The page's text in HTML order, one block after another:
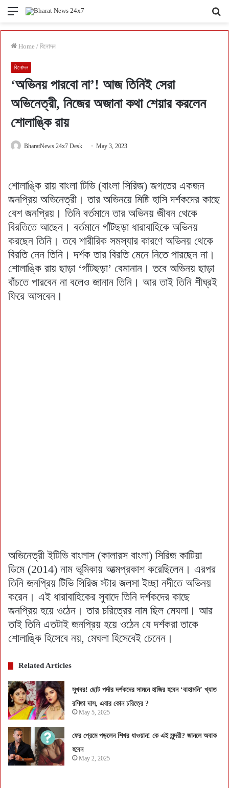
Menu
Home / বিনোদন
বিনোদন
‘অভিনয় পারবো না’! আজ তিনিই সেরা
অভিনেত্রী, নিজের অজানা কথা শেয়ার করলেন
শোলাঙ্কি রায়
BharatNews 24x7 Desk May 3, 2023
শোলাঙ্কি রায় বাংলা টিভি (বাংলা সিরিজ) জগতের একজন
জনপ্রিয় অভিনেত্রী। তার অভিনয়ে মিষ্টি হাসি দর্শকদের কাছে
বেশ জনপ্রিয়। তিনি বর্তমানে তার অভিনয় জীবন থেকে
বিরতিতে আছেন। বর্তমানে গাঁটছড়া ধারাবাহিকে অভিনয়
করছেন তিনি। তবে শারীরিক সমস্যার কারণে অভিনয় থেকে
বিরতি নেন তিনি। দর্শক তার বিরতি মেনে নিতে পারছেন না।
শোলাঙ্কি রায় ছাড়া ‘গাঁটছড়া’ বেমানান। তবে অভিনয় ছাড়া
বাঁচতে পারবেন না বলেও জানান তিনি। আর তাই তিনি শীঘ্রই
ফিরে আসবেন।
অভিনেত্রী ইটিভি বাংলাস (কালারস বাংলা) সিরিজ কাটিয়া
ডিমে (2014) নাম ভূমিকায় আত্মপ্রকাশ করেছিলেন। এরপর
তিনি জনপ্রিয় টিভি সিরিজ স্টার জলসা ইচ্ছা নদীতে অভিনয়
করেন। এই ধারাবাহিকের সুবাদে তিনি দর্শকদের কাছে
জনপ্রিয় হয়ে ওঠেন। তার চরিত্রের নাম ছিল মেঘলা। আর
তাই তিনি এতটাই জনপ্রিয় হয়ে ওঠেন যে দর্শকরা তাকে
শোলাঙ্কি হিসেবে নয়, মেঘলা হিসেবেই চেনেন।
Related Articles
সুখবর! ছোট পর্দার দর্শকদের সামনে হাজির হবেন ‘বাহামনি’ খ্যাত
রণিতা দাস, এবার কোন চরিত্রে ?
May 5, 2025
ফের প্রেমে পড়লেন শিখর ধাওয়ান! কে এই সুন্দরী? জানলে অবাক
হবেন
May 2, 2025